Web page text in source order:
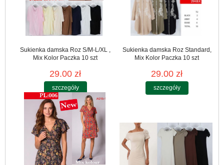
Sukienka damska Roz S/M-L/XL ,
Mix Kolor Paczka 10 szt
29.00 zł
szczegóły
Sukienka damska Roz Standard,
Mix Kolor Paczka 10 szt
29.00 zł
szczegóły